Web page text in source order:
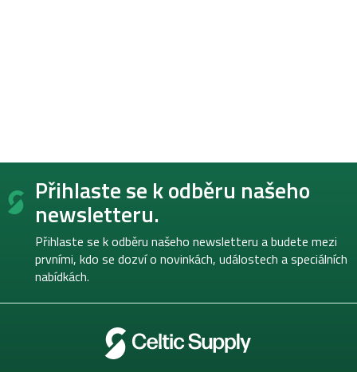
Z
Přihlaste se k odběru našeho
newsletteru.
Přihlaste se k odběru našeho newsletteru a budete mezi
prvními, kdo se dozví o novinkách, událostech a speciálních
nabídkách.